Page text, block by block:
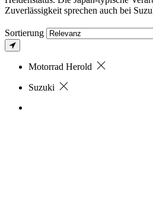
Zuverlässigkeit sprechen auch bei
Sortierung
Motorrad Herold
Suzuki